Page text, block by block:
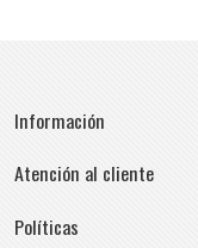
Información
Atención al cliente
Políticas